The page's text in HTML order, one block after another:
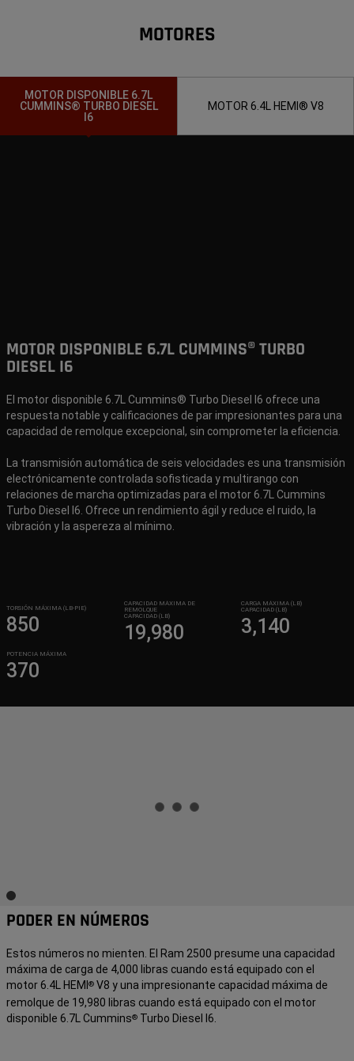
MOTORES
MOTOR DISPONIBLE 6.7L
CUMMINS® TURBO DIESEL
I6
MOTOR 6.4L HEMI® V8
MOTOR DISPONIBLE 6.7L CUMMINS® TURBO
DIESEL I6
El motor disponible 6.7L Cummins® Turbo Diesel I6 ofrece una
respuesta notable y calificaciones de par impresionantes para una
capacidad de remolque excepcional, sin comprometer la eficiencia.
La transmisión automática de seis velocidades es una transmisión
electrónicamente controlada sofisticada y multirango con
relaciones de marcha optimizadas para el motor 6.7L Cummins
Turbo Diesel I6. Ofrece un rendimiento ágil y reduce el ruido, la
vibración y la aspereza al mínimo.
TORSIÓN MÁXIMA (LB-PIE)
850
CAPACIDAD MÁXIMA DE
REMOLQUE
CAPACIDAD (LB)
19,980
CARGA MÁXIMA (LB)
CAPACIDAD (LB)
3,140
POTENCIA MÁXIMA
370
PODER EN NÚMEROS
Estos números no mienten. El Ram 2500 presume una capacidad
máxima de carga de 4,000 libras cuando está equipado con el
motor 6.4L HEMI ® V8 y una impresionante capacidad máxima de
remolque de 19,980 libras cuando está equipado con el motor
disponible 6.7L Cummins® Turbo Diesel I6.